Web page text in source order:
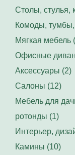
Столы, стулья,
Комоды, тумбы,
Мягкая мебель
Офисные
Аксессуары (2)
Салоны (12)
Мебель для
ротонды (1)
Интерьер,
Камины (10)